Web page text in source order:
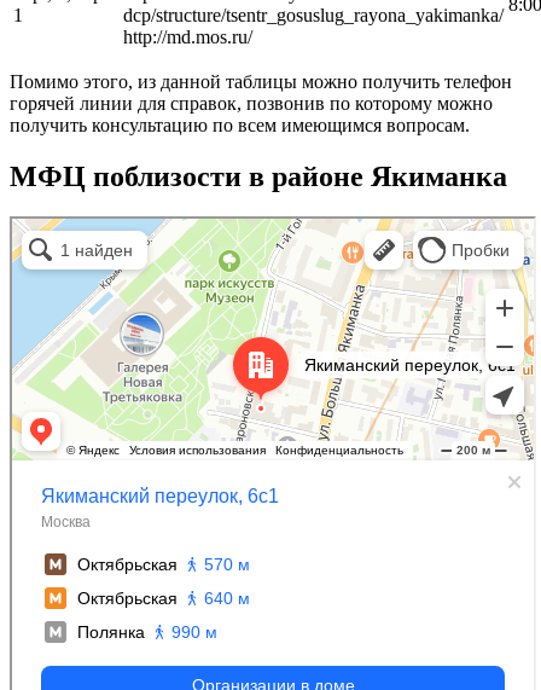
1
dcp/structure/tsentr_gosuslug_rayona_yakimanka/
http://md.mos.ru/
Помимо этого, из данной таблицы можно получить телефон
горячей линии для справок, позвонив по которому можно
получить консультацию по всем имеющимся вопросам.
МФЦ поблизости в районе Якиманка